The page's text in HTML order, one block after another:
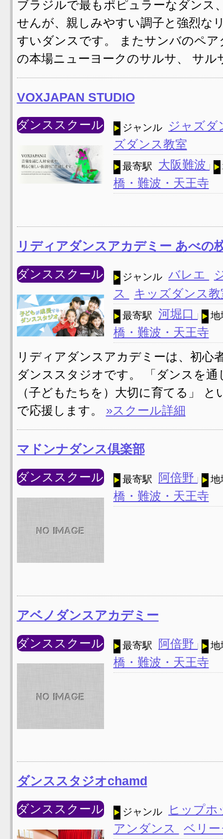
ブラジルで最もポピュラーなダンス
せんが、親しみやすい調子と強烈な
すいダンスです。 またサンバのペ
の本場ニューヨークのサルサ、 サ
VOXJAPAN STUDIO
ダンススクール ジャンル
ジャズ
ズダンス教室
最寄駅 大阪難波
橋・難波・天王寺
リディアダンスアカデミー あべの
ダンススクール ジャンル バレエ
ス
キッズダンス
最寄駅 河堀口 地
橋・難波・天王寺
リディアダンスアカデミーは、初心
ダンススタジオです。 「ダンスを
（子どもたちを）大切に育てる」
で応援します。 »スクール詳細
マドンナダンス倶楽部
ダンススクール 最寄駅 阿倍野 地
橋・難波・天王寺
アベノダンスアカデミー
ダンススクール 最寄駅 阿倍野 地
橋・難波・天王寺
ダンススタジオchamd
ダンススクール ジャンル
ヒップ
アンダンス
ベリ